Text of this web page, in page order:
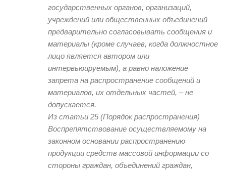
государственных органов, организаций,
учреждений или общественных объединений
предварительно согласовывать сообщения и
материалы (кроме случаев, когда должностное
лицо является автором или
интервьюируемым), а равно наложение
запрета на распространение сообщений и
материалов, их отдельных частей, – не
допускается.
Из статьи 25 (Порядок распространения)
Воспрепятствование осуществляемому на
законном основании распространению
продукции средств массовой информации со
стороны граждан, объединений граждан,